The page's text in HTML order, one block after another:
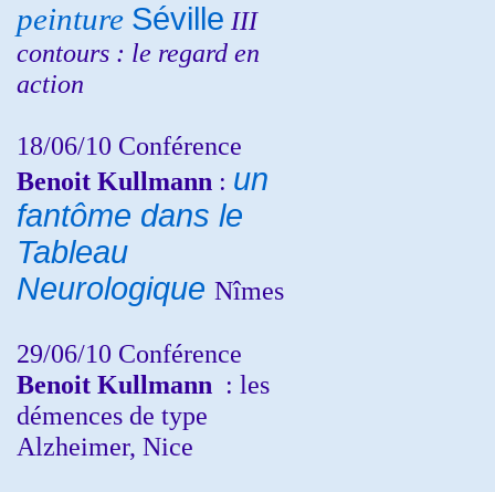
peinture Séville III
contours : le regard en
action
18/06/10 Conférence
Benoit Kullmann : un
fantôme dans le
Tableau
Neurologique Nîmes
29/06/10 Conférence
Benoit Kullmann : les
démences de type
Alzheimer, Nice